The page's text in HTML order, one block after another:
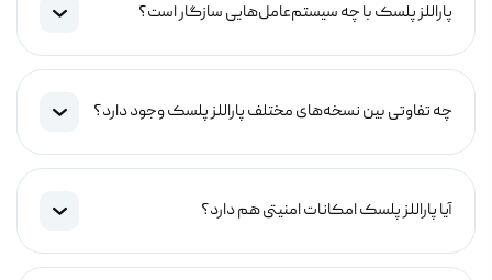
پاراللز پلسک با چه سیستم‌عامل‌هایی سازگار است؟
چه تفاوتی بین نسخه‌های مختلف پاراللز پلسک وجود دارد؟
آیا پاراللز پلسک امکانات امنیتی هم دارد؟